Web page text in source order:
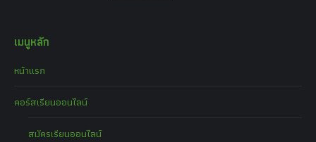
เมนูหลัก
หน้าแรก
คอร์สเรียนออนไลน์
สมัครเรียนออนไลน์